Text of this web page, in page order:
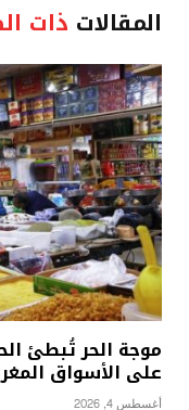
المقالات ذات
موجة الحر تُبطئ
على الأسواق
أغسطس 4, 2026